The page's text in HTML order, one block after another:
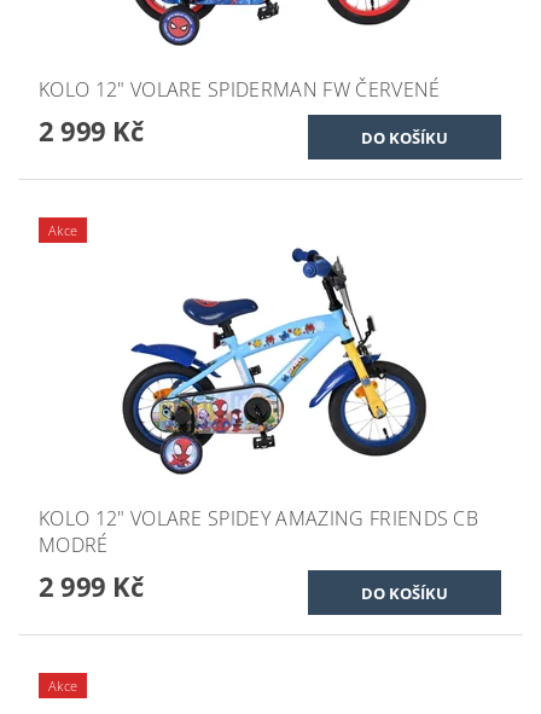
KOLO 12" VOLARE SPIDERMAN FW ČERVENÉ
2 999 Kč
Akce
KOLO 12" VOLARE SPIDEY AMAZING FRIENDS CB
MODRÉ
2 999 Kč
Akce